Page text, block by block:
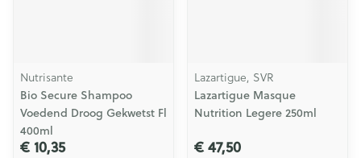
Nutrisante
Bio Secure Shampoo
Voedend Droog Gekwetst Fl
400ml
€ 10,35
Lazartigue, SVR
Lazartigue Masque
Nutrition Legere 250ml
€ 47,50